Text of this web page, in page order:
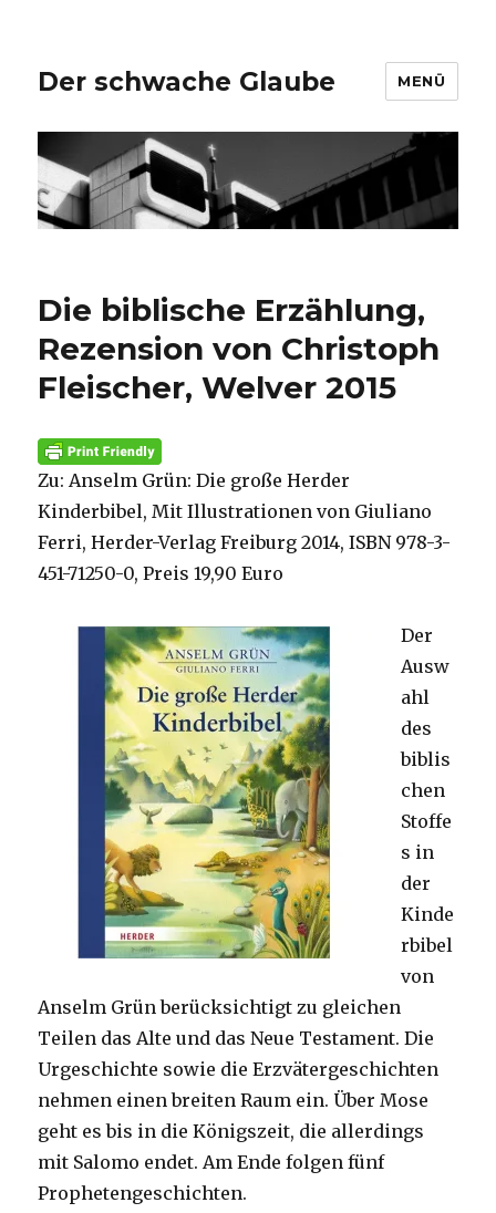
Der schwache Glaube MENÜ
Die biblische Erzählung,
Rezension von Christoph
Fleischer, Welver 2015
Zu: Anselm Grün: Die große Herder
Kinderbibel, Mit Illustrationen von Giuliano
Ferri, Herder-Verlag Freiburg 2014, ISBN 978-3-
451-71250-0, Preis 19,90 Euro
Der
Ausw
ahl
des
biblis
chen
Stoffe
s in
der
Kinde
rbibel
von
Anselm Grün berücksichtigt zu gleichen
Teilen das Alte und das Neue Testament. Die
Urgeschichte sowie die Erzvätergeschichten
nehmen einen breiten Raum ein. Über Mose
geht es bis in die Königszeit, die allerdings
mit Salomo endet. Am Ende folgen fünf
Prophetengeschichten.